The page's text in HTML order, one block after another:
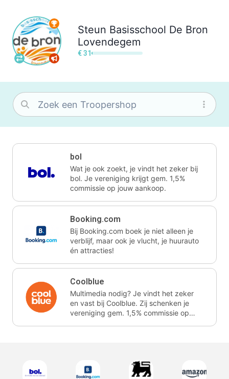
Steun Basisschool De Bron
Lovendegem
€ 31
bol
Wat je ook zoekt, je vindt het zeker bij
bol. Je vereniging krijgt gem. 1,5%
commissie op jouw aankoop.
Booking.com
Bij Booking.com boek je niet alleen je
verblijf, maar ook je vlucht, je huurauto
én attracties!
Coolblue
Multimedia nodig? Je vindt het zeker
en vast bij Coolblue. Zij schenken je
vereniging gem. 1,5% commissie op